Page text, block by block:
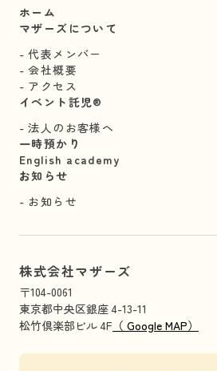
ホーム
マザーズについて
代表メンバー
会社概要
アクセス
イベント託児®︎
法人のお客様へ
一時預かり
English academy
お知らせ
お知らせ
株式会社マザーズ
〒104-0061
東京都中央区銀座 4-13-11
松竹倶楽部ビル 4F （ Google MAP）